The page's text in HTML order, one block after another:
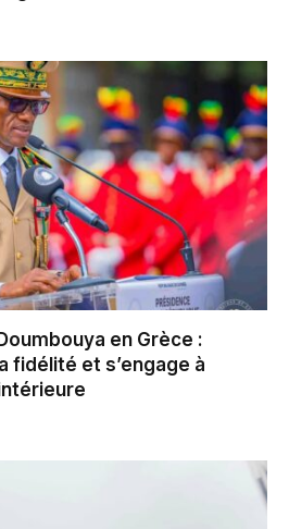
en Grèce :
fidélité et s’engage à